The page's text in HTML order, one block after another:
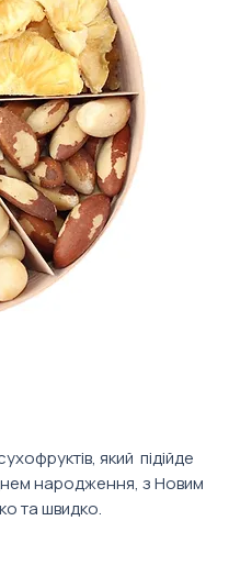
який  підійде
народження, з Новим
та швидко.